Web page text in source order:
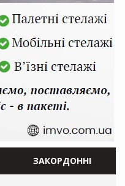
ЗАКОРДОННІ